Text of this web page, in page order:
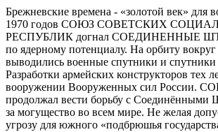
Брежневские времена - «золотой век» для
1970 годов СОЮЗ СОВЕТСКИХ
РЕСПУБЛИК догнал СОЕДИНЕННЫЕ
по ядерному потенциалу. На орбиту
выводились военные спутники и спутники
Разработки армейских конструкторов тех
вооружении Вооруженных сил
продолжал вести борьбу с Соединёнными
за могущество во всем мире. Не желая
угрозу для южного «подбрюшья